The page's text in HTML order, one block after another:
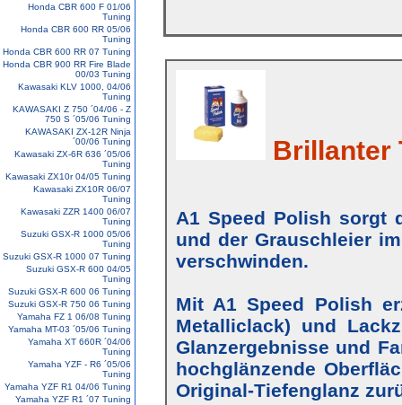
Honda CBR 600 F 01/06
Tuning
Honda CBR 600 RR 05/06
Tuning
Honda CBR 600 RR 07 Tuning
Honda CBR 900 RR Fire Blade
00/03 Tuning
Kawasaki KLV 1000, 04/06
Tuning
KAWASAKI Z 750 ´04/06 - Z
750 S ´05/06 Tuning
KAWASAKI ZX-12R Ninja
´00/06 Tuning
Kawasaki ZX-6R 636 ´05/06
Tuning
Kawasaki ZX10r 04/05 Tuning
Kawasaki ZX10R 06/07
Tuning
Kawasaki ZZR 1400 06/07
Tuning
Suzuki GSX-R 1000 05/06
Tuning
Suzuki GSX-R 1000 07 Tuning
Suzuki GSX-R 600 04/05
Tuning
Suzuki GSX-R 600 06 Tuning
Suzuki GSX-R 750 06 Tuning
Yamaha FZ 1 06/08 Tuning
Yamaha MT-03 ´05/06 Tuning
Yamaha XT 660R ´04/06
Tuning
Yamaha YZF - R6 ´05/06
Tuning
Yamaha YZF R1 04/06 Tuning
Yamaha YZF R1 ´07 Tuning
Brillanter
A1 Speed Polish sorgt
und der Grauschleier
verschwinden.
Mit A1 Speed Polish
Metalliclack) und
Glanzergebnisse und
hochglänzende
Original-Tiefenglanz